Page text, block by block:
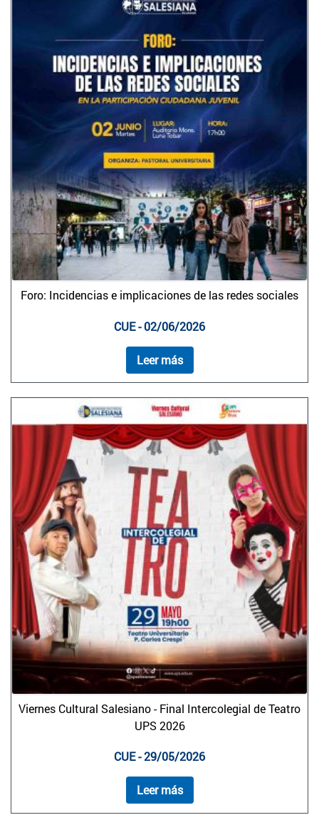
Foro: Incidencias e implicaciones de las redes sociales
CUE - 02/06/2026
Leer más
Viernes Cultural Salesiano - Final Intercolegial de Teatro
UPS 2026
CUE - 29/05/2026
Leer más